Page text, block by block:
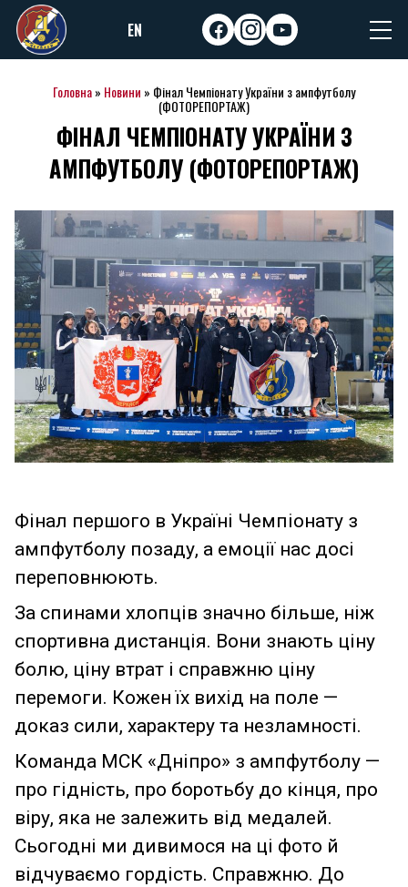
Skip
to
content
EN facebookinstagram
youtube
Головна» Новини » Фінал Чемпіонату України з ампфутболу
(ФОТОРЕПОРТАЖ)
ФІНАЛ ЧЕМПІОНАТУ УКРАЇНИ З
АМПФУТБОЛУ (ФОТОРЕПОРТАЖ)
Фінал першого в Україні Чемпіонату з
ампфутболу позаду, а емоції нас досі
переповнюють.
За спинами хлопців значно більше, ніж
спортивна дистанція. Вони знають ціну
болю, ціну втрат і справжню ціну
перемоги. Кожен їх вихід на поле —
доказ сили, характеру та незламності.
Команда МСК «Дніпро» з ампфутболу —
про гідність, про боротьбу до кінця, про
віру, яка не залежить від медалей.
Сьогодні ми дивимося на ці фото й
відчуваємо гордість. Справжню. До